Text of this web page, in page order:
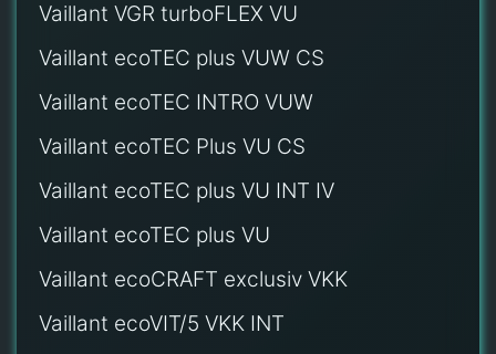
Vaillant VGR turboFLEX VU
Vaillant ecoTEC plus VUW CS
Vaillant ecoTEC INTRO VUW
Vaillant ecoTEC Plus VU CS
Vaillant ecoTEC plus VU INT IV
Vaillant ecoTEC plus VU
Vaillant ecoCRAFT exclusiv VKK
Vaillant ecoVIT/5 VKK INT